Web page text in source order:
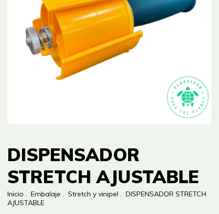
DISPENSADOR
STRETCH AJUSTABLE
Inicio . Embalaje . Stretch y vinipel . DISPENSADOR STRETCH
AJUSTABLE